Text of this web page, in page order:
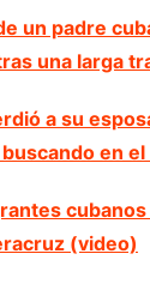
un padre
una larga
a su
en
(video)